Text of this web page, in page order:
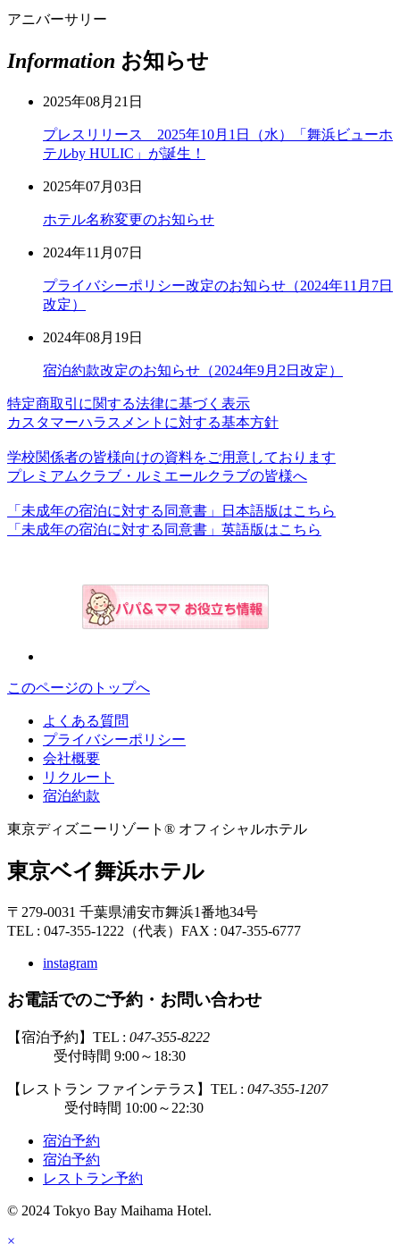
アニバーサリー
Information お知らせ
2025年08月21日
プレスリリース 2025年10月1日（水）「舞浜ビューホ
テルby HULIC」が誕生！
2025年07月03日
ホテル名称変更のお知らせ
2024年11月07日
プライバシーポリシー改定のお知らせ（2024年11月7日
改定）
2024年08月19日
宿泊約款改定のお知らせ（2024年9月2日改定）
特定商取引に関する法律に基づく表示
カスタマーハラスメントに対する基本方針
学校関係者の皆様向けの資料をご用意しております
プレミアムクラブ・ルミエールクラブの皆様へ
「未成年の宿泊に対する同意書」日本語版はこちら
「未成年の宿泊に対する同意書」英語版はこちら
このページのトップへ
よくある質問
プライバシーポリシー
会社概要
リクルート
宿泊約款
東京ディズニーリゾート® オフィシャルホテル
東京ベイ舞浜ホテル
〒279-0031 千葉県浦安市舞浜1番地34号
TEL : 047-355-1222（代表） FAX : 047-355-6777
instagram
お電話でのご予約・お問い合わせ
【宿泊予約】TEL : 047-355-8222
受付時間 9:00～18:30
【レストラン ファインテラス】TEL : 047-355-1207
受付時間 10:00～22:30
宿泊予約
宿泊予約
レストラン予約
© 2024 Tokyo Bay Maihama Hotel.
×